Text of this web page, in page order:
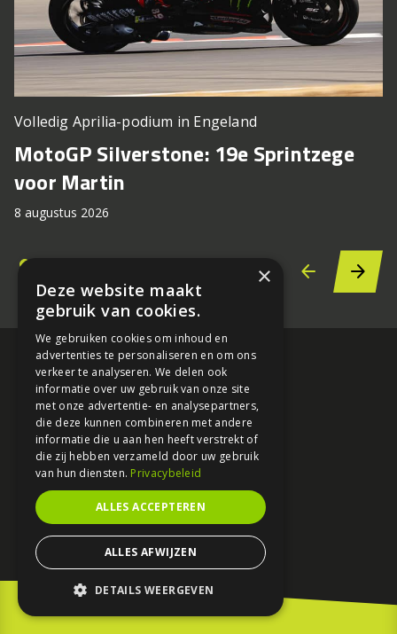
Volledig Aprilia-podium in Engeland
MotoGP Silverstone: 19e Sprintzege
voor Martin
8 augustus 2026
redactie@motorfreaks.nl
×
Deze website maakt
gebruik van cookies.
We gebruiken cookies om inhoud en
advertenties te personaliseren en om ons
verkeer te analyseren. We delen ook
informatie over uw gebruik van onze site
met onze advertentie- en analysepartners,
die deze kunnen combineren met andere
informatie die u aan hen heeft verstrekt of
die zij hebben verzameld door uw gebruik
van hun diensten. Privacybeleid
ALLES ACCEPTEREN
ALLES AFWIJZEN
DETAILS WEERGEVEN
STRIKT NOODZAKELIJK